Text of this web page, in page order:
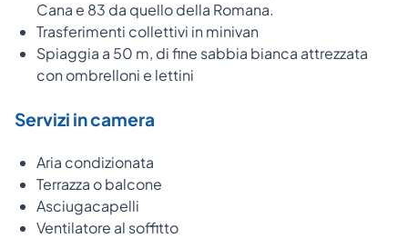
Cana e 83 da quello della Romana.
Trasferimenti collettivi in minivan
Spiaggia a 50 m, di fine sabbia bianca attrezzata
con ombrelloni e lettini
Servizi in camera
Aria condizionata
Terrazza o balcone
Asciugacapelli
Ventilatore al soffitto